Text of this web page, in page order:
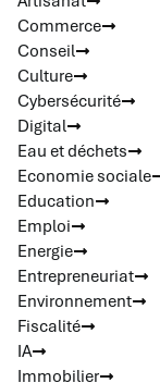
Commerce
Conseil
Culture
Cybersécurité
Digital
Eau et déchets
Economie sociale
Education
Emploi
Energie
Entrepreneuriat
Environnement
Fiscalité
IA
Immobilier